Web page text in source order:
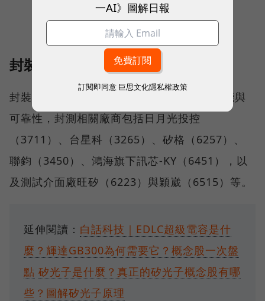
封裝測試
封裝測試是CPO的中下游，以確保產品的性能與
可靠性，封測相關廠商包括日月光投控
（3711）、台星科（3265）、矽格（6257）、
聯鈞（3450）、鴻海旗下訊芯-KY（6451），以
及測試介面廠旺矽（6223）與穎崴（6515）等。
延伸閱讀： 白話科技｜EDLC超級電容是什
麼？輝達GB300為何需要它？概念股一次盤
點 矽光子是什麼？真正的矽光子概念股有哪
些？圖解矽光子原理
一AI》圖解日報
訂閱即同意 巨思文化隱私權政策